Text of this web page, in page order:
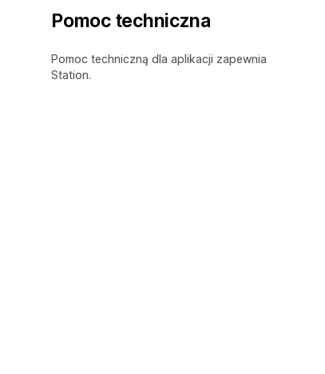
Pomoc techniczna
Pomoc techniczną dla aplikacji zapewnia
Station.